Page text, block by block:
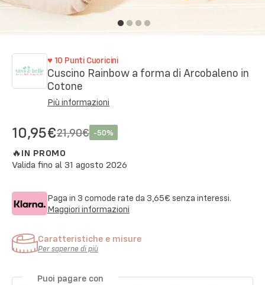
♥ 10 Punti Cuoricini
Cuscino Rainbow a forma di Arcobaleno in
Cotone
Più informazioni
10,95€21,90€ -50%
🔥 IN PROMO
Valida fino al 31 agosto 2026
Paga in 3 comode rate da 3,65€ senza interessi.
Maggiori informazioni
Caratteristiche e misure
Per saperne di più
Puoi pagare con